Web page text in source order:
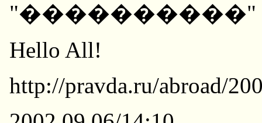
Hello All!
http://pravda.ru/abroad/